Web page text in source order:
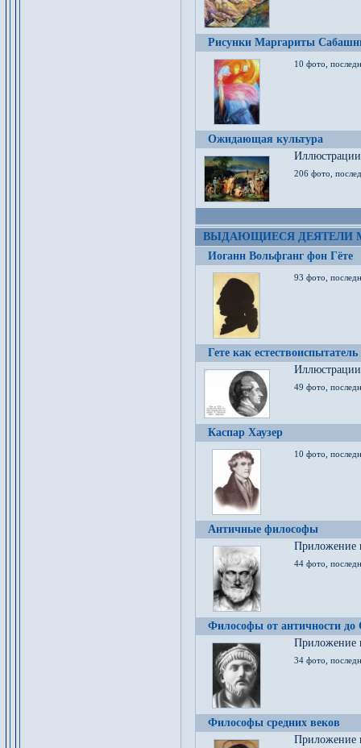
Рисунки Маргариты
10 фото,
Ожидающая культура
206 фото,
ВЫДАЮЩИЕСЯ ДЕЯТЕЛИ
Иоганн Вольфганг фон Гёте
93 фото,
Гете как естествоиспытатель
49 фото,
Каспар Хаузер
10 фото,
Античные философы
Приложение
44 фото,
Философы от античности до
Приложение
34 фото,
Философы средних веков
Приложение